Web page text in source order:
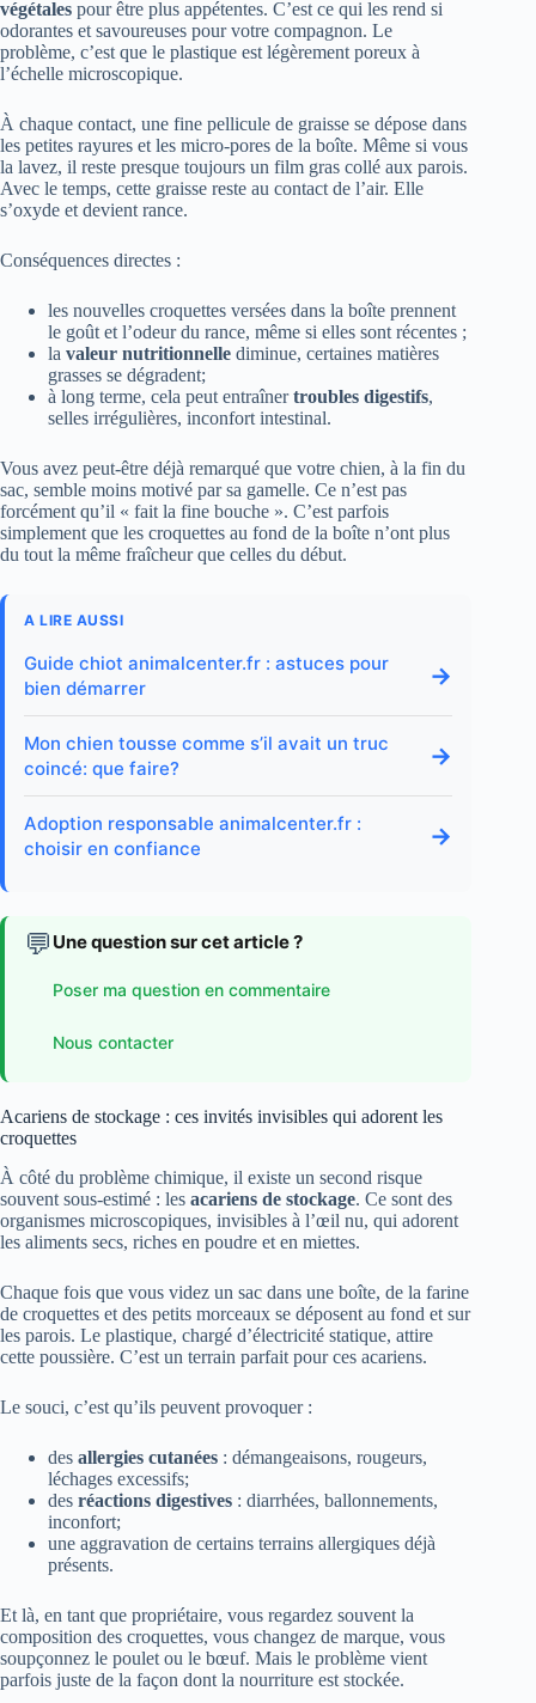
végétales pour être plus appétentes. C’est ce qui les rend si
odorantes et savoureuses pour votre compagnon. Le
problème, c’est que le plastique est légèrement poreux à
l’échelle microscopique.
À chaque contact, une fine pellicule de graisse se dépose dans
les petites rayures et les micro-pores de la boîte. Même si vous
la lavez, il reste presque toujours un film gras collé aux parois.
Avec le temps, cette graisse reste au contact de l’air. Elle
s’oxyde et devient rance.
Conséquences directes :
les nouvelles croquettes versées dans la boîte prennent
le goût et l’odeur du rance, même si elles sont récentes ;
la valeur nutritionnelle diminue, certaines matières
grasses se dégradent;
à long terme, cela peut entraînertroubles digestifs,
selles irrégulières, inconfort intestinal.
Vous avez peut-être déjà remarqué que votre chien, à la fin du
sac, semble moins motivé par sa gamelle. Ce n’est pas
forcément qu’il « fait la fine bouche ». C’est parfois
simplement que les croquettes au fond de la boîte n’ont plus
du tout la même fraîcheur que celles du début.
A LIRE AUSSI
Guide chiot animalcenter.fr : astuces pour
bien démarrer
→
Mon chien tousse comme s’il avait un truc
coincé: que faire?
→
Adoption responsable animalcenter.fr :
choisir en confiance
→
💬 Une question sur cet article ?
Poser ma question en commentaire
Nous contacter
Acariens de stockage : ces invités invisibles qui adorent les
croquettes
À côté du problème chimique, il existe un second risque
souvent sous-estimé : les acariens de stockage. Ce sont des
organismes microscopiques, invisibles à l’œil nu, qui adorent
les aliments secs, riches en poudre et en miettes.
Chaque fois que vous videz un sac dans une boîte, de la farine
de croquettes et des petits morceaux se déposent au fond et sur
les parois. Le plastique, chargé d’électricité statique, attire
cette poussière. C’est un terrain parfait pour ces acariens.
Le souci, c’est qu’ils peuvent provoquer :
des allergies cutanées : démangeaisons, rougeurs,
léchages excessifs;
des réactions digestives : diarrhées, ballonnements,
inconfort;
une aggravation de certains terrains allergiques déjà
présents.
Et là, en tant que propriétaire, vous regardez souvent la
composition des croquettes, vous changez de marque, vous
soupçonnez le poulet ou le bœuf. Mais le problème vient
parfois juste de la façon dont la nourriture est stockée.